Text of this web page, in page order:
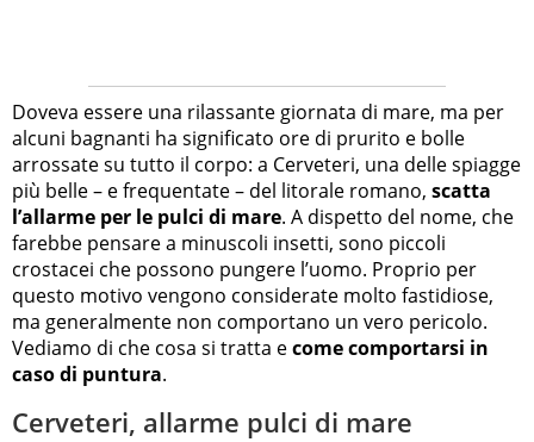
Doveva essere una rilassante giornata di mare, ma per
alcuni bagnanti ha significato ore di prurito e bolle
arrossate su tutto il corpo: a Cerveteri, una delle spiagge
più belle – e frequentate – del litorale romano, scatta
l’allarme per le pulci di mare. A dispetto del nome, che
farebbe pensare a minuscoli insetti, sono piccoli
crostacei che possono pungere l’uomo. Proprio per
questo motivo vengono considerate molto fastidiose,
ma generalmente non comportano un vero pericolo.
Vediamo di che cosa si tratta ecome comportarsi in
caso di puntura.
Cerveteri, allarme pulci di mare